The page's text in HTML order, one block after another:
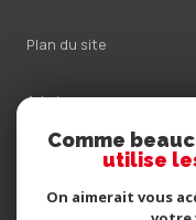
Plan du site
Admin
Nos honoraires
Comme
utilise
On aimerait vous